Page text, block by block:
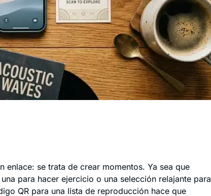
enlace: se trata de crear momentos. Ya sea que
para hacer ejercicio o una selección relajante para
QR para una lista de reproducción hace que